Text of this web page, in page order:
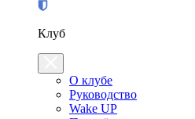
Клуб
О клубе
Руководство
Wake UP